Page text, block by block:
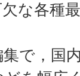
な各種
で，国